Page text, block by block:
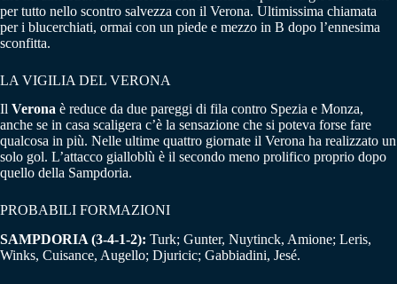
per tutto nello scontro salvezza con il Verona. Ultimissima chiamata
per i blucerchiati, ormai con un piede e mezzo in B dopo l’ennesima
sconfitta.
LA VIGILIA DEL VERONA
Il Verona è reduce da due pareggi di fila contro Spezia e Monza,
anche se in casa scaligera c’è la sensazione che si poteva forse fare
qualcosa in più. Nelle ultime quattro giornate il Verona ha realizzato un
solo gol. L’attacco gialloblù è il secondo meno prolifico proprio dopo
quello della Sampdoria.
PROBABILI FORMAZIONI
SAMPDORIA (3-4-1-2): Turk; Gunter, Nuytinck, Amione; Leris,
Winks, Cuisance, Augello; Djuricic; Gabbiadini, Jesé.